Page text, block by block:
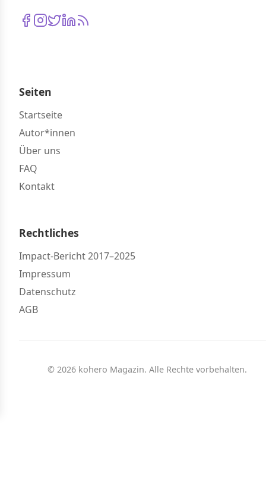
Seiten
Startseite
Autor*innen
Über uns
FAQ
Kontakt
Rechtliches
Impact-Bericht 2017–2025
Impressum
Datenschutz
AGB
© 2026 kohero Magazin. Alle Rechte vorbehalten.